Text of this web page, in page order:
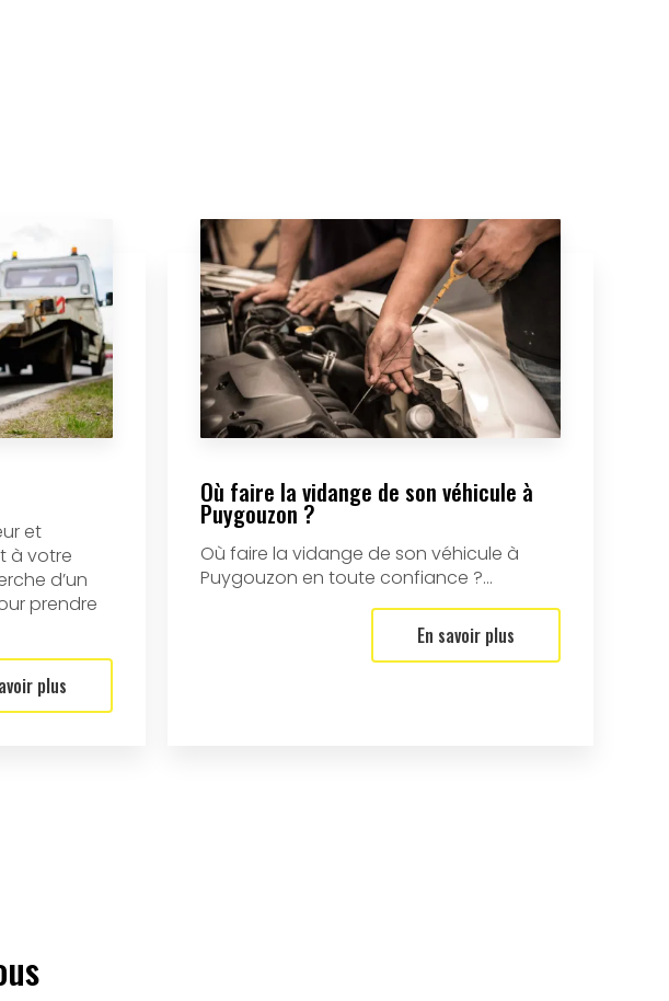
et
à votre
d’un
prendre
plus
Où faire la vidange de son véhicule à
Puygouzon ?
Où faire la vidange de son véhicule à
Puygouzon en toute confiance ?...
En savoir plus